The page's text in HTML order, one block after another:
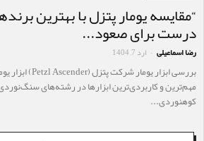
“مقایسه یومار پتزل با بهترین
درست برای صعود...
رضا اسماعیلی - ارد 7, 1404
مهم‌ترین و کاربردی‌ترین ابزارها در رشته‌های
کوهنوردی...